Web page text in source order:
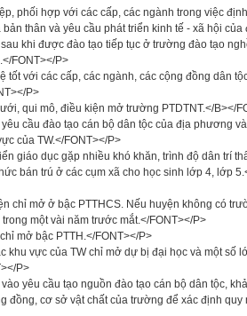
phối hợp với các cấp, các ngành trong việc
thân và yêu cầu phát triển kinh tế - xã hội của
khi được đào tạo tiếp tục ở trường đào tạo
FONT></P>
tốt với các cấp, các ngành, các cộng đồng dân
P>
qui mô, điều kiện mở trường PTDTNT.</B></
cầu đào tạo cán bộ dân tộc của địa phương
của TW.</FONT></P>
giáo dục gặp nhiều khó khăn, trình độ dân trí
bán trú ở các cụm xã cho học sinh lớp 4, lớp
chỉ mở ở bậc PTTHCS. Nếu huyện không có
một vài năm trước mắt.</FONT></P>
mở bậc PTTH.</FONT></P>
khu vực của TW chỉ mở dự bị đại học và một số
P>
yêu cầu tạo nguồn đào tạo cán bộ dân tộc,
cơ sở vật chất của trường để xác định quy